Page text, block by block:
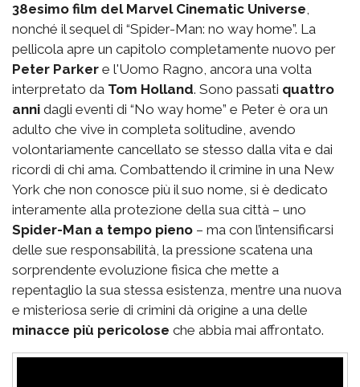
38esimo film del Marvel Cinematic Universe,
nonché il sequel di “Spider-Man: no way home”. La
pellicola apre un capitolo completamente nuovo per
Peter Parker e l'Uomo Ragno, ancora una volta
interpretato da Tom Holland. Sono passati quattro
anni dagli eventi di “No way home” e Peter è ora un
adulto che vive in completa solitudine, avendo
volontariamente cancellato se stesso dalla vita e dai
ricordi di chi ama. Combattendo il crimine in una New
York che non conosce più il suo nome, si è dedicato
interamente alla protezione della sua città – uno
Spider-Man a tempo pieno – ma con l’intensificarsi
delle sue responsabilità, la pressione scatena una
sorprendente evoluzione fisica che mette a
repentaglio la sua stessa esistenza, mentre una nuova
e misteriosa serie di crimini dà origine a una delle
minacce più pericolose che abbia mai affrontato.